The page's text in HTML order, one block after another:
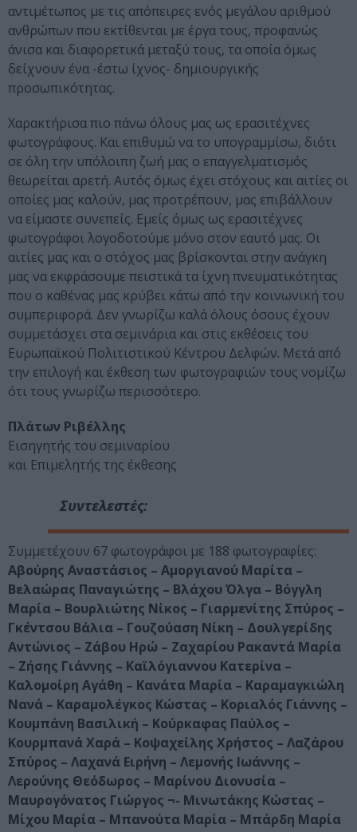
αντιμέτωπος με τις απόπειρες ενός μεγάλου αριθμού
ανθρώπων που εκτίθενται με έργα τους, προφανώς
άνισα και διαφορετικά μεταξύ τους, τα οποία όμως
δείχνουν ένα -έστω ίχνος- δημιουργικής
προσωπικότητας.
Χαρακτήρισα πιο πάνω όλους μας ως ερασιτέχνες
φωτογράφους. Και επιθυμώ να το υπογραμμίσω, διότι
σε όλη την υπόλοιπη ζωή μας ο επαγγελματισμός
θεωρείται αρετή. Αυτός όμως έχει στόχους και αιτίες οι
οποίες μας καλούν, μας προτρέπουν, μας επιβάλλουν
να είμαστε συνεπείς. Εμείς όμως ως ερασιτέχνες
φωτογράφοι λογοδοτούμε μόνο στον εαυτό μας. Οι
αιτίες μας και ο στόχος μας βρίσκονται στην ανάγκη
μας να εκφράσουμε πειστικά τα ίχνη πνευματικότητας
που ο καθένας μας κρύβει κάτω από την κοινωνική του
συμπεριφορά. Δεν γνωρίζω καλά όλους όσους έχουν
συμμετάσχει στα σεμινάρια και στις εκθέσεις του
Ευρωπαϊκού Πολιτιστικού Κέντρου Δελφών. Μετά από
την επιλογή και έκθεση των φωτογραφιών τους νομίζω
ότι τους γνωρίζω περισσότερο.
Πλάτων Ριβέλλης
Εισηγητής του σεμιναρίου
και Επιμελητής της έκθεσης
Συντελεστές:
Συμμετέχουν 67 φωτογράφοι με 188 φωτογραφίες:
Αβούρης Αναστάσιος – Αμοργιανού Μαρίτα –
Βελαώρας Παναγιώτης – Βλάχου Όλγα – Βόγγλη
Μαρία – Βουρλιώτης Νίκος – Γιαρμενίτης Σπύρος –
Γκέντσου Βάλια – Γουζούαση Νίκη – Δουλγερίδης
Αντώνιος – Ζάβου Ηρώ – Ζαχαρίου Ρακαντά Μαρία
– Ζήσης Γιάννης – Καϊλόγιαννου Κατερίνα –
Καλομοίρη Αγάθη – Κανάτα Μαρία – Καραμαγκιώλη
Νανά – Καραμολέγκος Κώστας – Κοριαλός Γιάννης –
Κουμπάνη Βασιλική – Κούρκαφας Παύλος –
Κουρμπανά Χαρά – Κοψαχείλης Χρήστος – Λαζάρου
Σπύρος – Λαχανά Ειρήνη – Λεμονής Ιωάννης –
Λερούνης Θεόδωρος – Μαρίνου Διονυσία –
Μαυρογόνατος Γιώργος ¬- Μινωτάκης Κώστας –
Μίχου Μαρία – Μπανούτα Μαρία – Μπάρδη Μαρία